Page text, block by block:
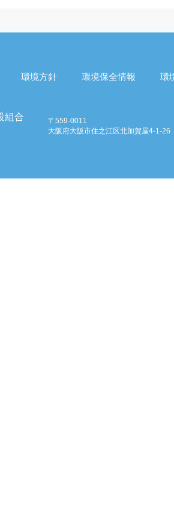
環境方針 環境保全情報 環
〒559-0011
大阪府大阪市住之江区北加賀屋4-1-26